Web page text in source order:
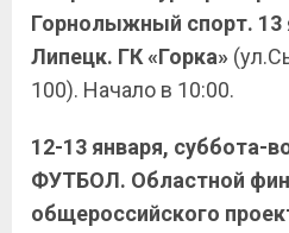
Горнолыжный спорт. 13
Липецк. ГК «Горка»
100). Начало в 10:00.
12-13 января, суббота-
ФУТБОЛ. Областной
общероссийского